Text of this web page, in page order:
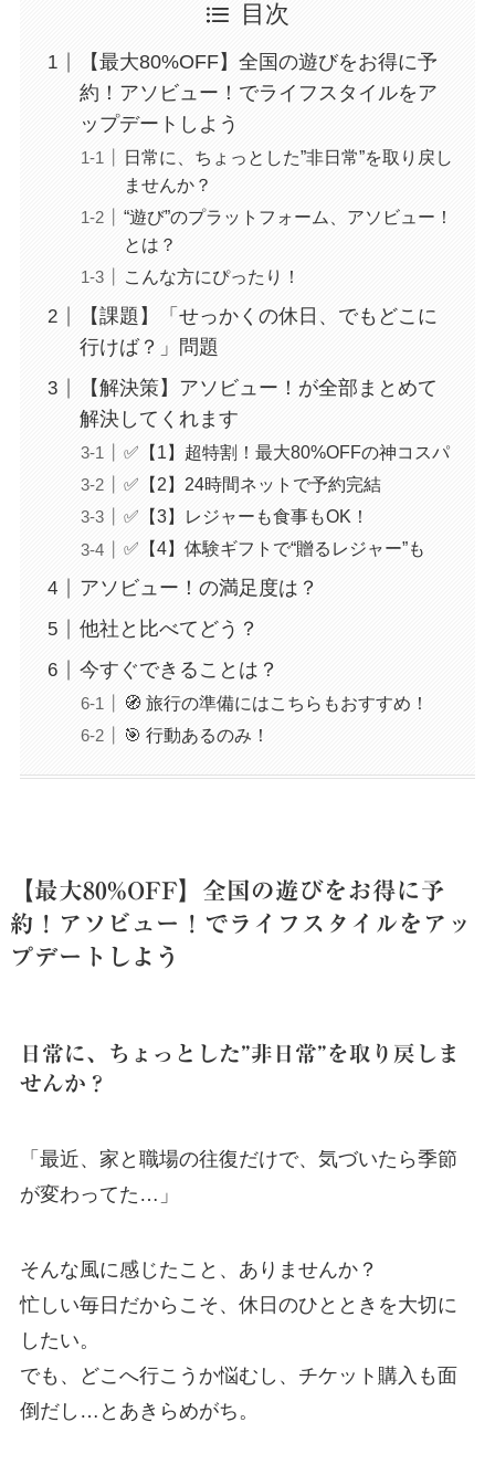
目次
【最大80%OFF】全国の遊びをお得に予
約！アソビュー！でライフスタイルをア
ップデートしよう
日常に、ちょっとした”非日常”を取り戻し
ませんか？
“遊び”のプラットフォーム、アソビュー！
とは？
こんな方にぴったり！
【課題】「せっかくの休日、でもどこに
行けば？」問題
【解決策】アソビュー！が全部まとめて
解決してくれます
✅【1】超特割！最大80%OFFの神コスパ
✅【2】24時間ネットで予約完結
✅【3】レジャーも食事もOK！
✅【4】体験ギフトで“贈るレジャー”も
アソビュー！の満足度は？
他社と比べてどう？
今すぐできることは？
🧭 旅行の準備にはこちらもおすすめ！
🎯 行動あるのみ！
【最大80%OFF】全国の遊びをお得に予
約！アソビュー！でライフスタイルをアッ
プデートしよう
日常に、ちょっとした”非日常”を取り戻しま
せんか？
「最近、家と職場の往復だけで、気づいたら季節
が変わってた…」
そんな風に感じたこと、ありませんか？
忙しい毎日だからこそ、休日のひとときを大切に
したい。
でも、どこへ行こうか悩むし、チケット購入も面
倒だし…とあきらめがち。